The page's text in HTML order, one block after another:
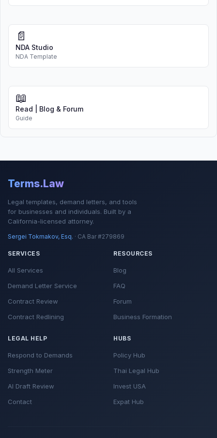
📄
NDA Studio
NDA Template
📖
Read | Blog & Forum
Guide
Terms.Law
Legal templates, demand letters, and tools
for businesses and individuals. Built by a
California-licensed attorney.
Sergei Tokmakov, Esq. · CA Bar #279869
SERVICES
All Services
Demand Letter Service
Contract Review
Contract Redlining
RESOURCES
Blog
FAQ
Forum
Business Formation
LEGAL HELP
Respond to Demands
Strength Meter
AI Draft Review
Contact
HUBS
Policy Hub
Thai Legal Hub
Invest USA
Expat Hub